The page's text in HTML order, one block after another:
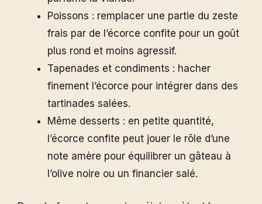
Poissons : remplacer une partie du zeste
frais par de l’écorce confite pour un goût
plus rond et moins agressif.
Tapenades et condiments : hacher
finement l’écorce pour intégrer dans des
tartinades salées.
Même desserts : en petite quantité,
l’écorce confite peut jouer le rôle d’une
note amère pour équilibrer un gâteau à
l’olive noire ou un financier salé.